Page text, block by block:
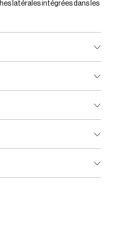
latérales intégrées dans les